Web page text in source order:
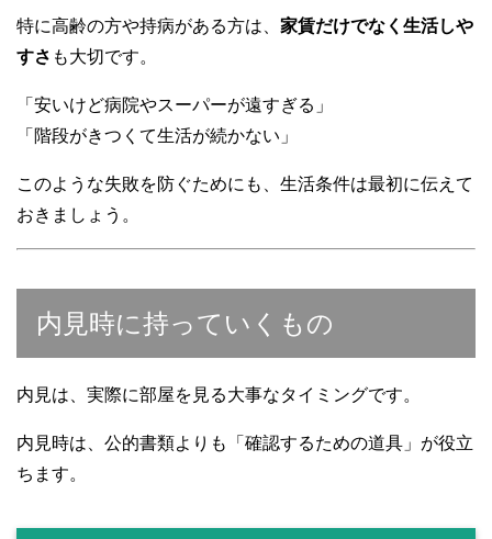
特に高齢の方や持病がある方は、 家賃だけでなく生活しや
すさ も大切です。
「安いけど病院やスーパーが遠すぎる」
「階段がきつくて生活が続かない」
このような失敗を防ぐためにも、生活条件は最初に伝えて
おきましょう。
内見時に持っていくもの
内見は、実際に部屋を見る大事なタイミングです。
内見時は、公的書類よりも「確認するための道具」が役立
ちます。